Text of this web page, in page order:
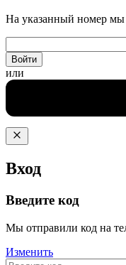
На указанный номер
Войти
или
Вход
Введите код
Мы отправили код на
Изменить